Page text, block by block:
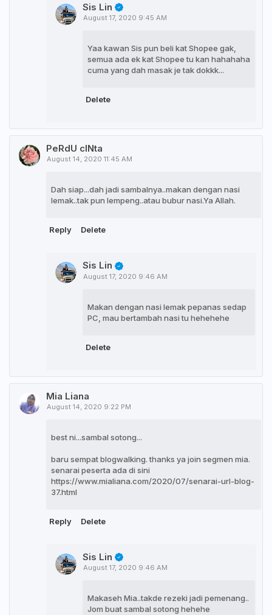
Sis Lin
August 17, 2020 9:45 AM
Yaa kawan Sis pun beli kat Shopee gak,
semua ada ek kat Shopee tu kan hahahaha
cuma yang dah masak je tak dokkk...
Delete
PeRdU cINta
August 14, 2020 11:45 AM
Dah siap...dah jadi sambalnya..makan dengan nasi
lemak..tak pun lempeng..atau bubur nasi.Ya Allah.
Reply Delete
Sis Lin
August 17, 2020 9:46 AM
Makan dengan nasi lemak pepanas sedap
PC, mau bertambah nasi tu hehehehe
Delete
Mia Liana
August 14, 2020 9:22 PM
best ni...sambal sotong...
baru sempat blogwalking. thanks ya join segmen mia.
senarai peserta ada di sini
https://www.mialiana.com/2020/07/senarai-url-blog-
37.html
Reply Delete
Sis Lin
August 17, 2020 9:46 AM
Makaseh Mia..takde rezeki jadi pemenang..
Jom buat sambal sotong hehehe